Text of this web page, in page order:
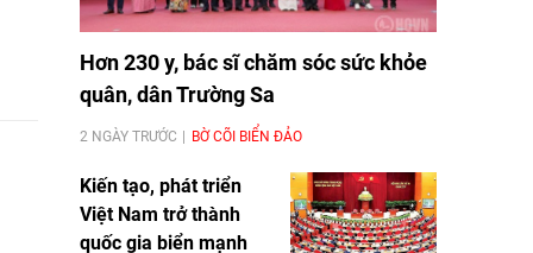
Hơn 230 y, bác sĩ chăm sóc sức khỏe
quân, dân Trường Sa
2 NGÀY TRƯỚC BỜ CÕI BIỂN ĐẢO
Kiến tạo, phát triển
Việt Nam trở thành
quốc gia biển mạnh